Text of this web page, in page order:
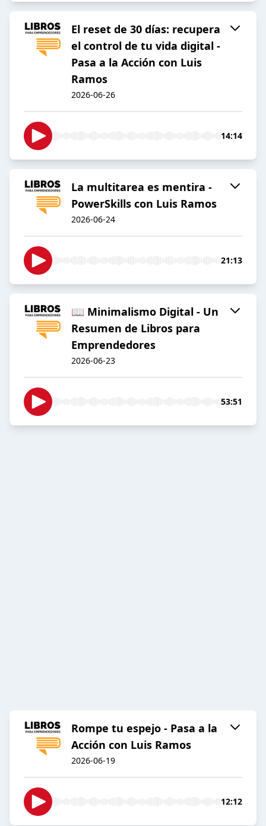
El reset de 30 días: recupera
el control de tu vida digital -
Pasa a la Acción con Luis
Ramos
2026-06-26
14:14
La multitarea es mentira -
PowerSkills con Luis Ramos
2026-06-24
21:13
📖 Minimalismo Digital - Un
Resumen de Libros para
Emprendedores
2026-06-23
53:51
Rompe tu espejo - Pasa a la
Acción con Luis Ramos
2026-06-19
12:12